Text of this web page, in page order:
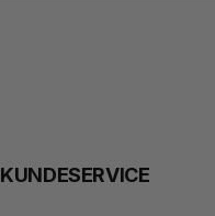
KUNDESERVICE